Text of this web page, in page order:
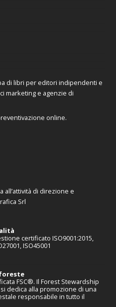
di libri per editori indipendenti e
marketing e agenzie di
online.
all’attività di direzione e
Srl
certificato ISO9001:2015,
ISO45001
FSC®. Il Forest Stewardship
si dedica alla promozione di una
responsabile in tutto il